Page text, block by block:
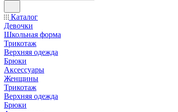
Каталог
Девочки
Школьная форма
Трикотаж
Верхняя одежда
Брюки
Аксессуары
Женщины
Трикотаж
Верхняя одежда
Брюки